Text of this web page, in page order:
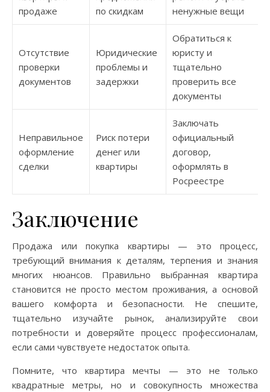
продаже
по скидкам
ненужные вещи
Отсутствие
проверки
документов
Юридические
проблемы и
задержки
Обратиться к
юристу и
тщательно
проверить все
документы
Неправильное
оформление
сделки
Риск потери
денег или
квартиры
Заключать
официальный
договор,
оформлять в
Росреестре
Заключение
Продажа или покупка квартиры — это процесс,
требующий внимания к деталям, терпения и знания
многих нюансов. Правильно выбранная квартира
становится не просто местом проживания, а основой
вашего комфорта и безопасности. Не спешите,
тщательно изучайте рынок, анализируйте свои
потребности и доверяйте процесс профессионалам,
если сами чувствуете недостаток опыта.
Помните, что квартира мечты — это не только
квадратные метры, но и совокупность множества